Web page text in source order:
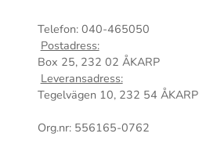
Telefon: 040-465050
Postadress:
Box 25, 232 02 ÅKARP
Leveransadress:
Tegelvägen 10, 232 54 ÅKARP
Org.nr: 556165-0762